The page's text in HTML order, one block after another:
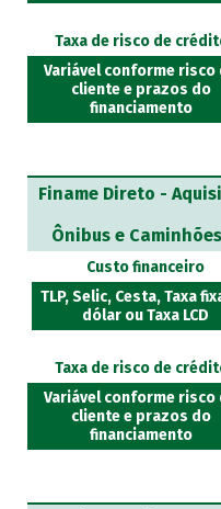
Taxa de risco de
Variável conforme risco
cliente e prazos do
financiamento
Finame Direto -
Ônibus e
Custo financeiro
TLP, Selic, Cesta, Taxa
dólar ou Taxa LCD
Taxa de risco de
Variável conforme risco
cliente e prazos do
financiamento